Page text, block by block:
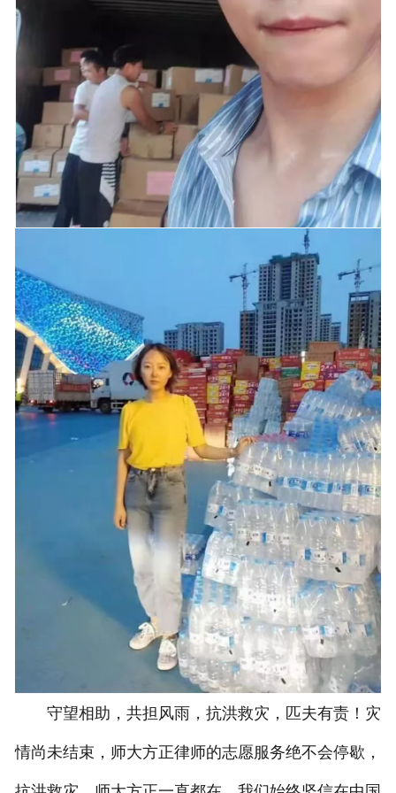
守望相助，共担风雨，抗洪救灾，匹夫有责！灾
情尚未结束，师大方正律师的志愿服务绝不会停歇，